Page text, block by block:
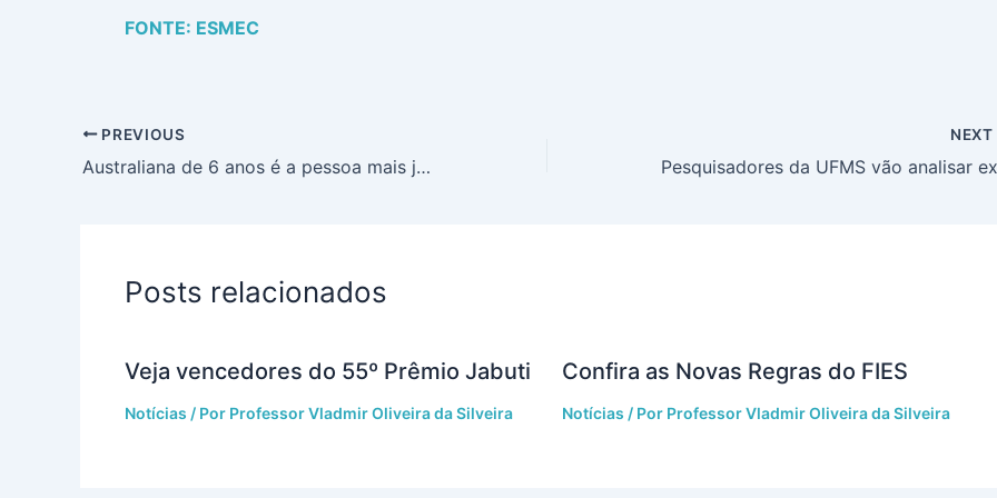
FONTE: ESMEC
PREVIOUS
Australiana de 6 anos é a pessoa mais jovem a publicar artigo científico
NEXT
Posts relacionados
Veja vencedores do 55º Prêmio Jabuti
Notícias / Por Professor Vladmir Oliveira da Silveira
Confira as Novas Regras do FIES
Notícias / Por Professor Vladmir Oliveira da Silveira